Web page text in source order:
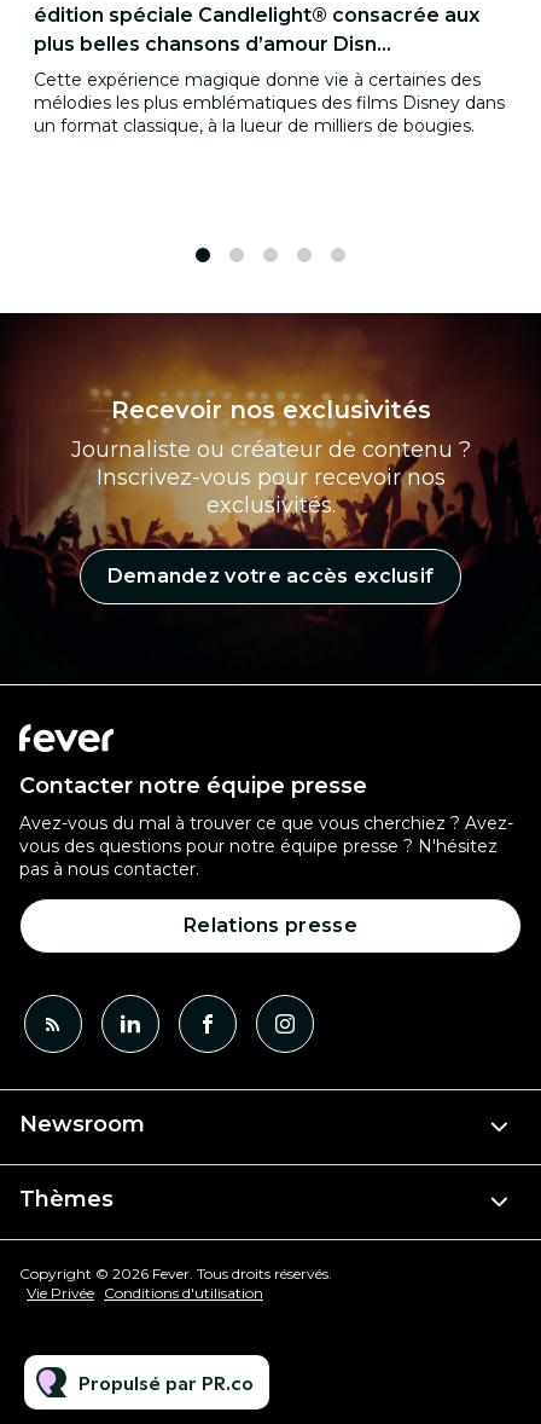
édition spéciale Candlelight® consacrée aux
plus belles chansons d’amour Disn...
Cette expérience magique donne vie à certaines des
mélodies les plus emblématiques des films Disney dans
un format classique, à la lueur de milliers de bougies.
Recevoir nos exclusivités
Journaliste ou créateur de contenu ?
Inscrivez-vous pour recevoir nos
exclusivités.
Demandez votre accès exclusif
Contacter notre équipe presse
Avez-vous du mal à trouver ce que vous cherchiez ? Avez-
vous des questions pour notre équipe presse ? N'hésitez
pas à nous contacter.
Relations presse
Newsroom
Thèmes
Copyright © 2026 Fever. Tous droits réservés.
Vie Privée Conditions d'utilisation
Propulsé par PR.co